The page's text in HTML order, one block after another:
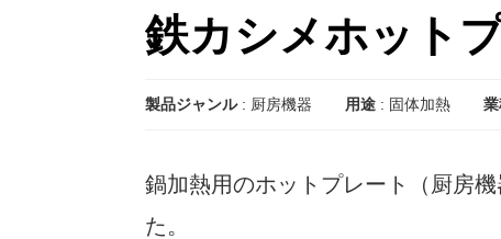
鉄カシメホット
製品ジャンル: 厨房機器 用途 : 固体加熱
鍋加熱用のホットプレート（厨房
た。